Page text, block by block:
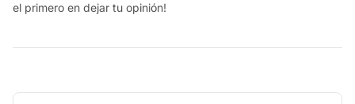
el primero en dejar tu opinión!